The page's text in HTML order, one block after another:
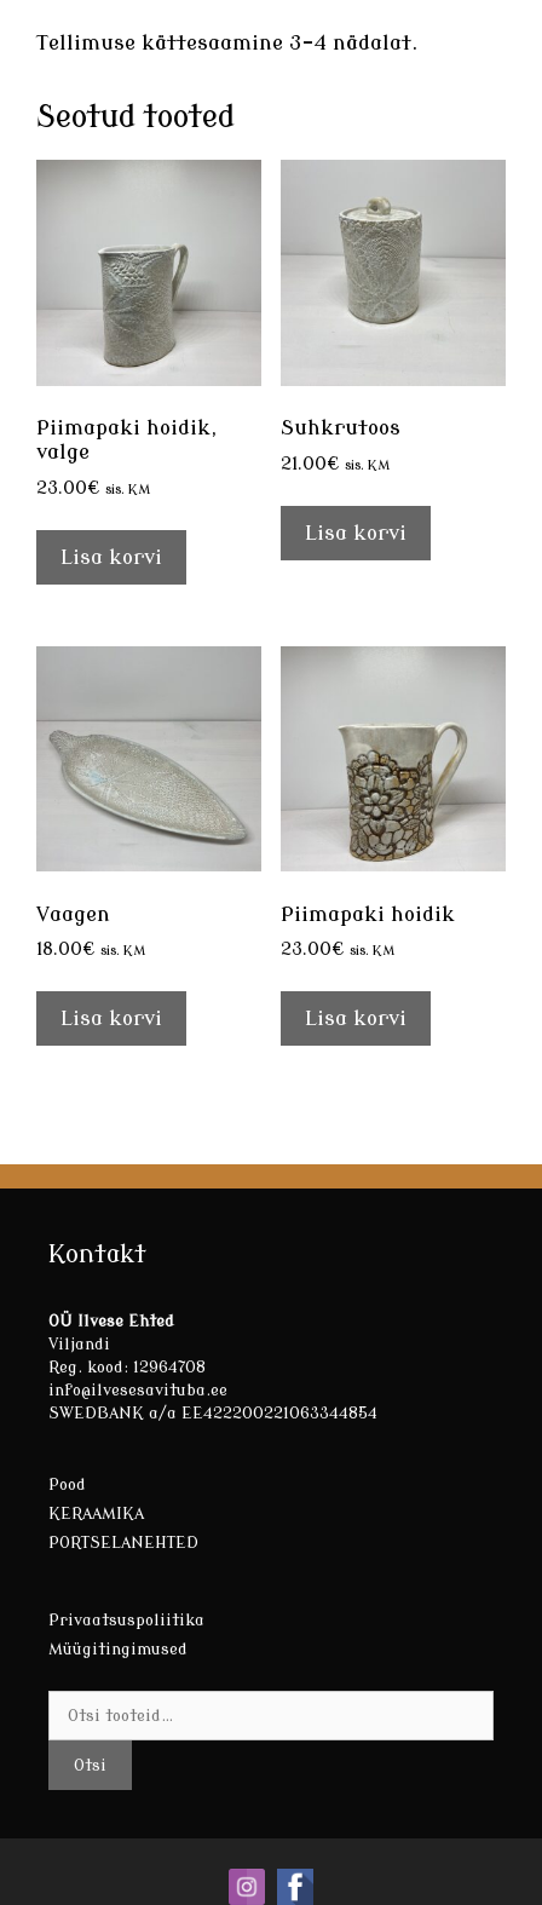
Tellimuse kättesaamine 3-4 nädalat.
Seotud tooted
Piimapaki hoidik,
valge
23.00€ sis. KM
Lisa korvi
Suhkrutoos
21.00€ sis. KM
Lisa korvi
Vaagen
18.00€ sis. KM
Lisa korvi
Piimapaki hoidik
23.00€ sis. KM
Lisa korvi
Kontakt
OÜ Ilvese Ehted
Viljandi
Reg. kood: 12964708
info@ilvesesavituba.ee
SWEDBANK a/a EE422200221063344854
Pood
KERAAMIKA
PORTSELANEHTED
Privaatsuspoliitika
Müügitingimused
Otsi